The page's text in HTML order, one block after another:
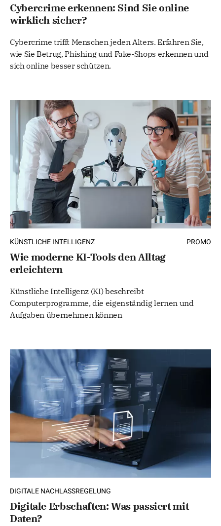
Cybercrime erkennen: Sind Sie online
wirklich sicher?
Cybercrime trifft Menschen jeden Alters. Erfahren Sie,
wie Sie Betrug, Phishing und Fake-Shops erkennen und
sich online besser schützen.
PROMO
KÜNSTLICHE INTELLIGENZ
Wie moderne KI-Tools den Alltag
erleichtern
Künstliche Intelligenz (KI) beschreibt
Computerprogramme, die eigenständig lernen und
Aufgaben übernehmen können
DIGITALE NACHLASSREGELUNG
Digitale Erbschaften: Was passiert mit
Daten?